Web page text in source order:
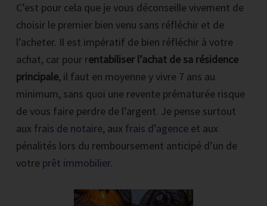
C’est pour cela que je vous déconseille vivement de
choisir le premier bien venu sans réfléchir et de
l’acheter. Il est impératif de bien réfléchir à votre
achat, car pour rentabiliser l’achat de sa résidence
principale, il faut en moyenne y vivre 7 ans au
minimum, sans quoi une revente prématurée risque
de vous faire perdre de l’argent. Je pense surtout
aux frais de notaire, aux frais d’agence et aux
pénalités lors du remboursement anticipé d’un de
votre prêt immobilier.